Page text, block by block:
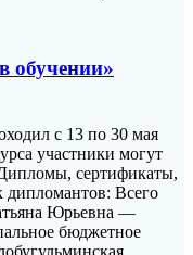
обучении»
с 13 по 30 мая
участники могут
сертификаты,
дипломантов: Всего
Юрьевна —
бюджетное